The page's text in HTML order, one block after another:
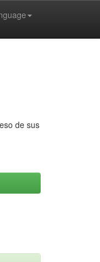
de sus